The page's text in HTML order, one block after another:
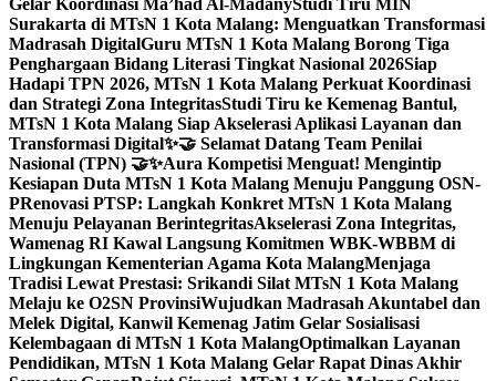
Gelar Koordinasi Ma’had Al-MadanyStudi Tiru MIN
Surakarta di MTsN 1 Kota Malang: Menguatkan Transformasi
Madrasah DigitalGuru MTsN 1 Kota Malang Borong Tiga
Penghargaan Bidang Literasi Tingkat Nasional 2026Siap
Hadapi TPN 2026, MTsN 1 Kota Malang Perkuat Koordinasi
dan Strategi Zona IntegritasStudi Tiru ke Kemenag Bantul,
MTsN 1 Kota Malang Siap Akselerasi Aplikasi Layanan dan
Transformasi Digital✨🤝 Selamat Datang Team Penilai
Nasional (TPN) 🤝✨Aura Kompetisi Menguat! Mengintip
Kesiapan Duta MTsN 1 Kota Malang Menuju Panggung OSN-
PRenovasi PTSP: Langkah Konkret MTsN 1 Kota Malang
Menuju Pelayanan BerintegritasAkselerasi Zona Integritas,
Wamenag RI Kawal Langsung Komitmen WBK-WBBM di
Lingkungan Kementerian Agama Kota MalangMenjaga
Tradisi Lewat Prestasi: Srikandi Silat MTsN 1 Kota Malang
Melaju ke O2SN ProvinsiWujudkan Madrasah Akuntabel dan
Melek Digital, Kanwil Kemenag Jatim Gelar Sosialisasi
Kelembagaan di MTsN 1 Kota MalangOptimalkan Layanan
Pendidikan, MTsN 1 Kota Malang Gelar Rapat Dinas Akhir